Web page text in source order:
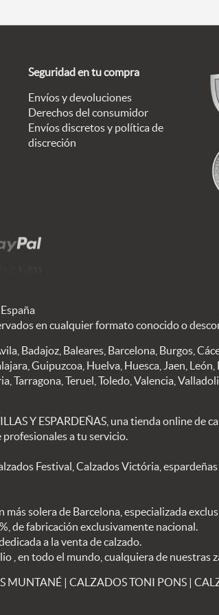
Seguridad en tu compra
Envíos y devoluciones
Derechos del consumidor
Envíos discretos y política de
discreción
en cualquier formato conocido o
Badajoz, Baleares, Barcelona, Burgos,
Guipuzcoa, Huelva, Huesca, Jaen, León,
Tarragona, Teruel, Toledo, Valencia,
Y ESPARDEÑAS, una tienda online de
a tu servicio.
Festival, Calzados Victória,
solera de Barcelona, especializada
de fabricación exclusivamente nacional.
a la venta de calzado.
, en todo el mundo, cualquiera de nuestras
MUNTANÉ |CALZADOS TONI PONS |